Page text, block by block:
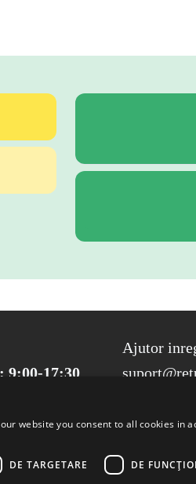
17:30
Ajutor
website you consent to all cookies in
DE TARGETARE DE